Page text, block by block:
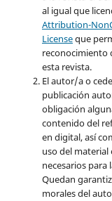
al igual que
Attribution-
Licenseque
reconocimiento
esta revista.
El autor/a o
publicación
obligación
contenido del
en digital, así
uso del
necesarios para
Quedan
morales del